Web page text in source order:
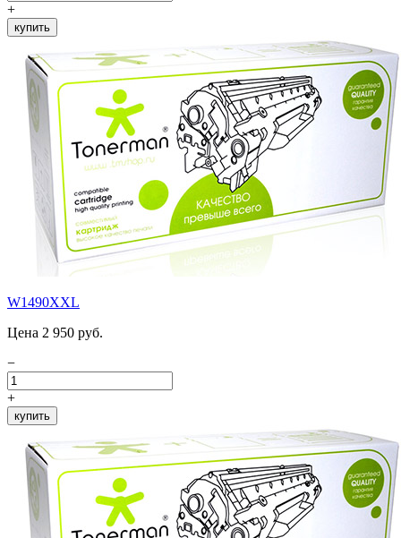
+
купить
W1490XXL
Цена 2 950 руб.
−
+
купить